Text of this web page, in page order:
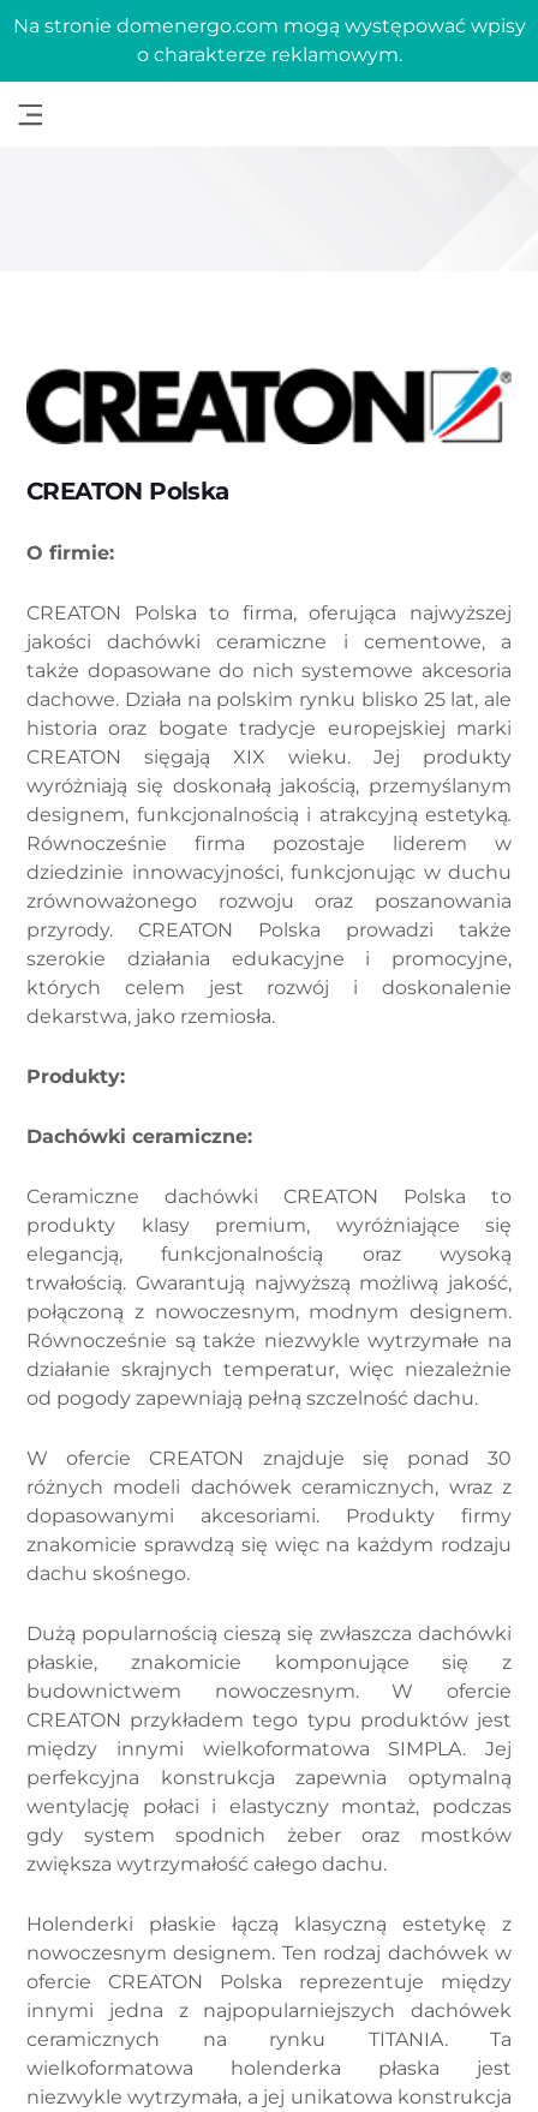
Na stronie domenergo.com mogą występować wpisy
o charakterze reklamowym.
CREATON Polska
O firmie:
CREATON Polska to firma, oferująca najwyższej
jakości dachówki ceramiczne i cementowe, a
także dopasowane do nich systemowe akcesoria
dachowe. Działa na polskim rynku blisko 25 lat, ale
historia oraz bogate tradycje europejskiej marki
CREATON sięgają XIX wieku. Jej produkty
wyróżniają się doskonałą jakością, przemyślanym
designem, funkcjonalnością i atrakcyjną estetyką.
Równocześnie firma pozostaje liderem w
dziedzinie innowacyjności, funkcjonując w duchu
zrównoważonego rozwoju oraz poszanowania
przyrody. CREATON Polska prowadzi także
szerokie działania edukacyjne i promocyjne,
których celem jest rozwój i doskonalenie
dekarstwa, jako rzemiosła.
Produkty:
Dachówki ceramiczne:
Ceramiczne dachówki CREATON Polska to
produkty klasy premium, wyróżniające się
elegancją, funkcjonalnością oraz wysoką
trwałością. Gwarantują najwyższą możliwą jakość,
połączoną z nowoczesnym, modnym designem.
Równocześnie są także niezwykle wytrzymałe na
działanie skrajnych temperatur, więc niezależnie
od pogody zapewniają pełną szczelność dachu.
W ofercie CREATON znajduje się ponad 30
różnych modeli dachówek ceramicznych, wraz z
dopasowanymi akcesoriami. Produkty firmy
znakomicie sprawdzą się więc na każdym rodzaju
dachu skośnego.
Dużą popularnością cieszą się zwłaszcza dachówki
płaskie, znakomicie komponujące się z
budownictwem nowoczesnym. W ofercie
CREATON przykładem tego typu produktów jest
między innymi wielkoformatowa SIMPLA. Jej
perfekcyjna konstrukcja zapewnia optymalną
wentylację połaci i elastyczny montaż, podczas
gdy system spodnich żeber oraz mostków
zwiększa wytrzymałość całego dachu.
Holenderki płaskie łączą klasyczną estetykę z
nowoczesnym designem. Ten rodzaj dachówek w
ofercie CREATON Polska reprezentuje między
innymi jedna z najpopularniejszych dachówek
ceramicznych na rynku TITANIA. Ta
wielkoformatowa holenderka płaska jest
niezwykle wytrzymała, a jej unikatowa konstrukcja